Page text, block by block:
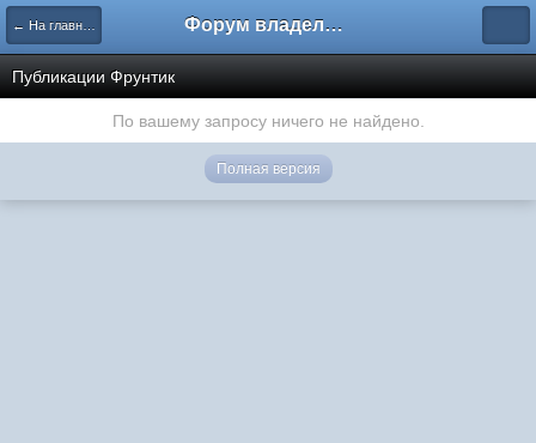
← На главную Форум владельцев интернет-магазинов
Публикации Фрунтик
По вашему запросу ничего не найдено.
Полная версия